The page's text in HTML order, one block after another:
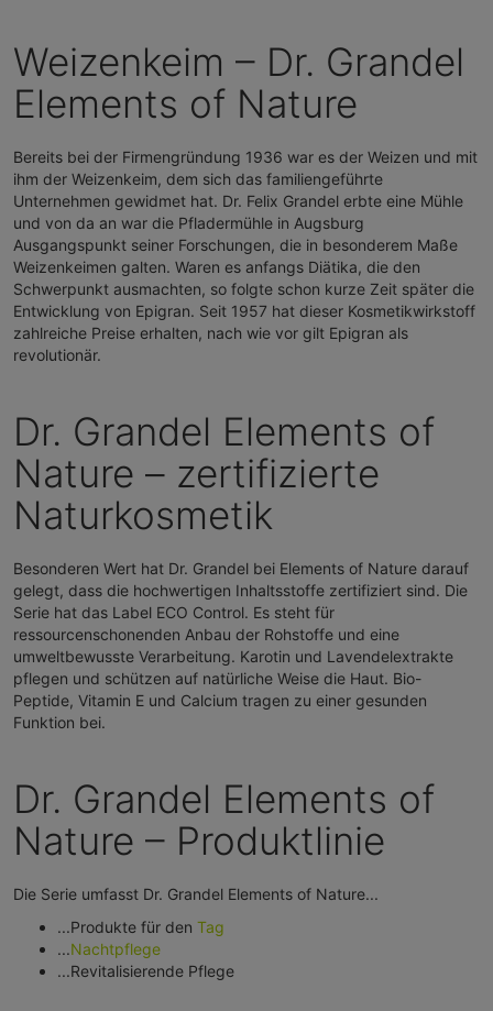
Weizenkeim – Dr. Grandel
Elements of Nature
Bereits bei der Firmengründung 1936 war es der Weizen und mit
ihm der Weizenkeim, dem sich das familiengeführte
Unternehmen gewidmet hat. Dr. Felix Grandel erbte eine Mühle
und von da an war die Pfladermühle in Augsburg
Ausgangspunkt seiner Forschungen, die in besonderem Maße
Weizenkeimen galten. Waren es anfangs Diätika, die den
Schwerpunkt ausmachten, so folgte schon kurze Zeit später die
Entwicklung von Epigran. Seit 1957 hat dieser Kosmetikwirkstoff
zahlreiche Preise erhalten, nach wie vor gilt Epigran als
revolutionär.
Dr. Grandel Elements of
Nature – zertifizierte
Naturkosmetik
Besonderen Wert hat Dr. Grandel bei Elements of Nature darauf
gelegt, dass die hochwertigen Inhaltsstoffe zertifiziert sind. Die
Serie hat das Label ECO Control. Es steht für
ressourcenschonenden Anbau der Rohstoffe und eine
umweltbewusste Verarbeitung. Karotin und Lavendelextrakte
pflegen und schützen auf natürliche Weise die Haut. Bio-
Peptide, Vitamin E und Calcium tragen zu einer gesunden
Funktion bei.
Dr. Grandel Elements of
Nature – Produktlinie
Die Serie umfasst Dr. Grandel Elements of Nature...
...Produkte für den Tag
...Nachtpflege
...Revitalisierende Pflege